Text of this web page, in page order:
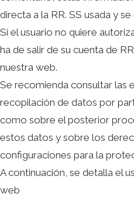
directa a la RR. SS usada y se
Si el usuario no quiere
ha de salir de su cuenta de
nuestra web.
Se recomienda consultar las
recopilación de datos por
como sobre el posterior
estos datos y sobre los
configuraciones para la
A continuación, se detalla el
web